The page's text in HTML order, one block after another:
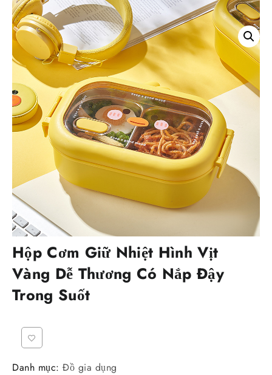
Hộp Cơm Giữ Nhiệt Hình Vịt
Vàng Dễ Thương Có Nắp Đậy
Trong Suốt
Danh mục: Đồ gia dụng